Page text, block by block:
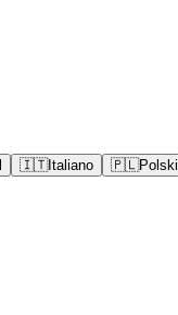
🇮🇹Italiano 🇵🇱Polski